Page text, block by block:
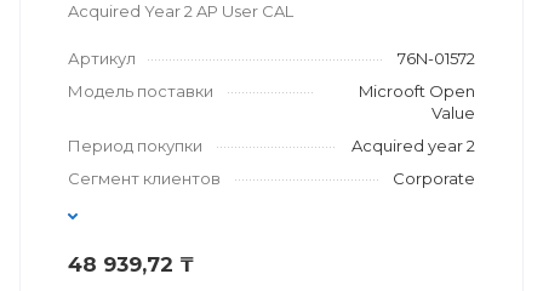
Acquired Year 2 AP User CAL
Артикул
76N-01572
Модель поставки
Microoft Open
Value
Период покупки
Acquired year 2
Сегмент клиентов
Corporate
48 939,72 ₸